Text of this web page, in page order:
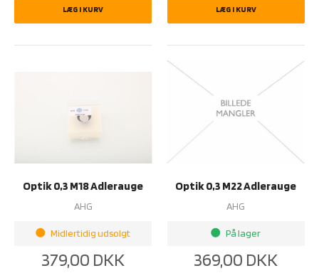
LÆG I KURV LÆG I KURV
Optik 0,3 M18 Adlerauge
AHG
brightness_1 Midlertidig udsolgt
379,00 DKK
Optik 0,3 M22 Adlerauge
AHG
brightness_1 På lager
369,00 DKK